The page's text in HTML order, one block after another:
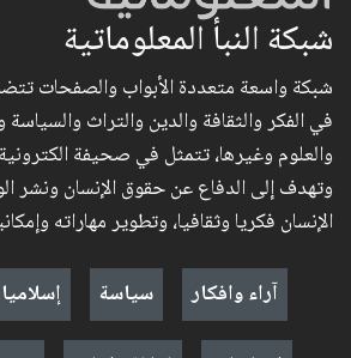
شبكة النبأ المعلوماتية
شبكة واسعة متعددة الأبواب والصفحات
في الفكر والثقافة والدين والتراث والسياسة
والعلوم وغيرها، تتمثل في صحيفة
وتهدف إلى الدفاع عن حقوق الإنسان ونشر
الإنسان فكريا وثقافيا، وتطوير مهاراته
آراء وافكار
سياسة